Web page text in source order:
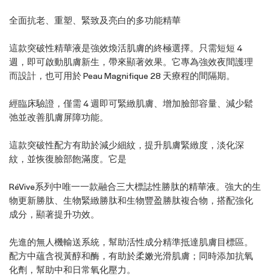
全面抗老、重塑、緊致及亮白的多功能精華
這款突破性精華液是強效煥活肌膚的終極選擇。只需短短 4
週，即可啟動肌膚新生，帶來顯著效果。它專為強效夜間護理
而設計，也可用於 Peau Magnifique 28 天療程的間隔期。
經臨床驗證，僅需 4 週即可緊緻肌膚、增加臉部容量、減少鬆
弛並改善肌膚屏障功能。
這款突破性配方有助於減少細紋，提升肌膚緊緻度，淡化深
紋，並恢復臉部飽滿度。它是
RéVive系列中唯一一款融合三大標誌性勝肽的精華液。強大的生
物更新勝肽、生物緊緻勝肽和生物豐盈勝肽複合物，搭配強化
成分，顯著提升功效。
先進的無人機輸送系統，幫助活性成分精準抵達肌膚目標區。
配方中蘊含視黃醇和酶，有助於柔嫩光滑肌膚；同時添加抗氧
化劑，幫助中和日常氧化壓力。